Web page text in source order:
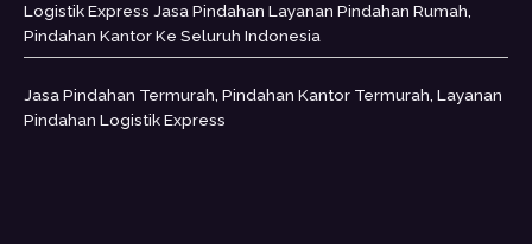
Logistik Express Jasa Pindahan Layanan Pindahan Rumah,
Pindahan Kantor Ke Seluruh Indonesia
Jasa Pindahan Termurah, Pindahan Kantor Termurah, Layanan
Pindahan Logistik Express